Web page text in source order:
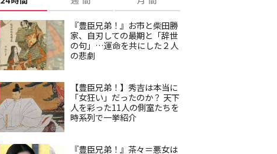
『豊臣兄弟！』お市と柴田勝
家、自刃しての最期と「辞世
の句」…運命を共にした２人
の悲劇
【豊臣兄弟！】秀吉は本当に
「女狂い」だったのか？ 天下
人を彩った11人の側室たちを
時系列で一挙紹介
『豊臣兄弟！』茶々＝悪女は